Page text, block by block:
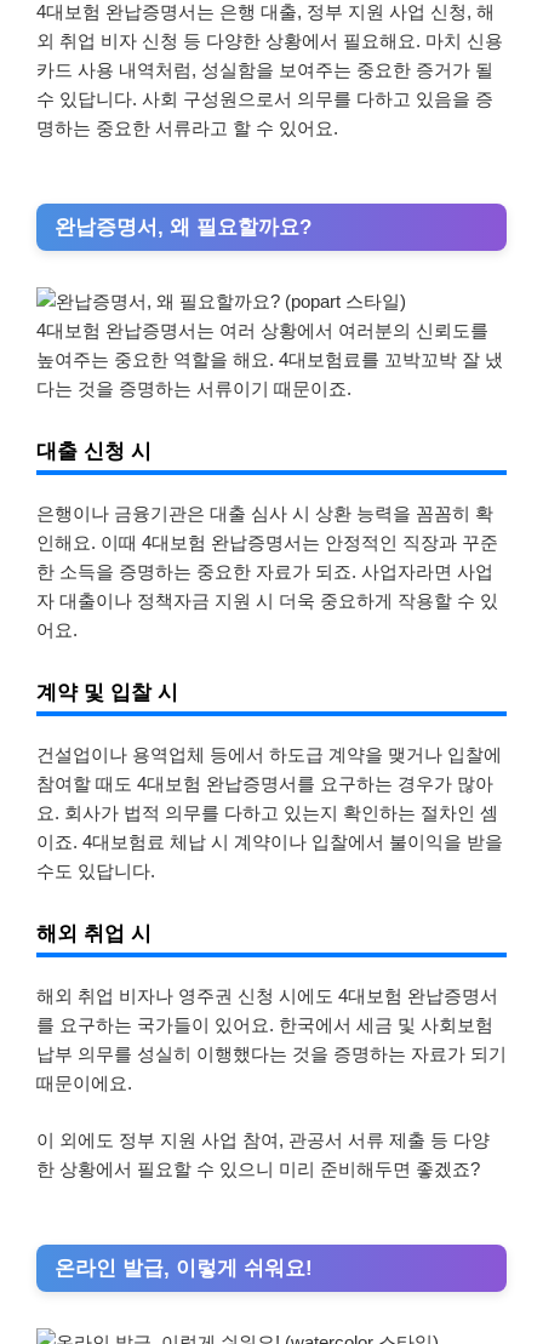
4대보험 완납증명서는 은행 대출, 정부 지원 사업 신청, 해
외 취업 비자 신청 등 다양한 상황에서 필요해요. 마치 신용
카드 사용 내역처럼, 성실함을 보여주는 중요한 증거가 될
수 있답니다. 사회 구성원으로서 의무를 다하고 있음을 증
명하는 중요한 서류라고 할 수 있어요.
완납증명서, 왜 필요할까요?
4대보험 완납증명서는 여러 상황에서 여러분의 신뢰도를
높여주는 중요한 역할을 해요. 4대보험료를 꼬박꼬박 잘 냈
다는 것을 증명하는 서류이기 때문이죠.
대출 신청 시
은행이나 금융기관은 대출 심사 시 상환 능력을 꼼꼼히 확
인해요. 이때 4대보험 완납증명서는 안정적인 직장과 꾸준
한 소득을 증명하는 중요한 자료가 되죠. 사업자라면 사업
자 대출이나 정책자금 지원 시 더욱 중요하게 작용할 수 있
어요.
계약 및 입찰 시
건설업이나 용역업체 등에서 하도급 계약을 맺거나 입찰에
참여할 때도 4대보험 완납증명서를 요구하는 경우가 많아
요. 회사가 법적 의무를 다하고 있는지 확인하는 절차인 셈
이죠. 4대보험료 체납 시 계약이나 입찰에서 불이익을 받을
수도 있답니다.
해외 취업 시
해외 취업 비자나 영주권 신청 시에도 4대보험 완납증명서
를 요구하는 국가들이 있어요. 한국에서 세금 및 사회보험
납부 의무를 성실히 이행했다는 것을 증명하는 자료가 되기
때문이에요.
이 외에도 정부 지원 사업 참여, 관공서 서류 제출 등 다양
한 상황에서 필요할 수 있으니 미리 준비해두면 좋겠죠?
온라인 발급, 이렇게 쉬워요!